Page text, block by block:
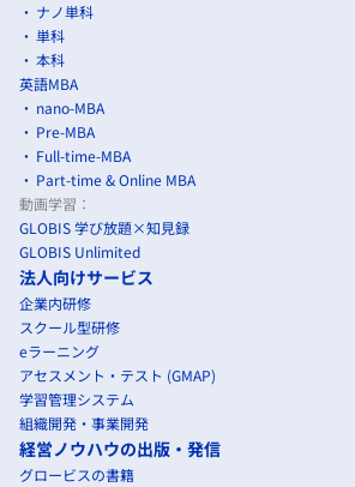
ナノ単科
単科
本科
英語MBA
nano-MBA
Pre-MBA
Full-time-MBA
Part-time & Online MBA
動画学習：
GLOBIS 学び放題×知見録
GLOBIS Unlimited
法人向けサービス
企業内研修
スクール型研修
eラーニング
アセスメント・テスト (GMAP)
学習管理システム
組織開発・事業開発
経営ノウハウの出版・発信
グロービスの書籍